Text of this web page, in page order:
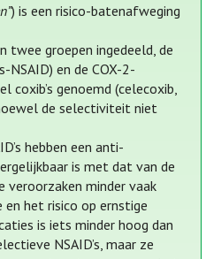
) is een risico-batenafweging
twee groepen ingedeeld, de
NSAID) en de COX-2-
coxib’s genoemd (celecoxib,
de selectiviteit niet
hebben een anti-
is met dat van de
veroorzaken minder vaak
en het risico op ernstige
is iets minder hoog dan
NSAID’s, maar ze